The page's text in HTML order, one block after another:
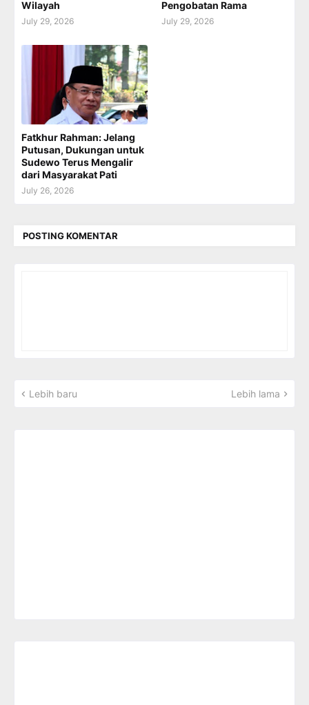
Wilayah
July 29, 2026
Pengobatan Rama
July 29, 2026
Fatkhur Rahman: Jelang
Putusan, Dukungan untuk
Sudewo Terus Mengalir
dari Masyarakat Pati
July 26, 2026
POSTING KOMENTAR
Lebih baru Lebih lama